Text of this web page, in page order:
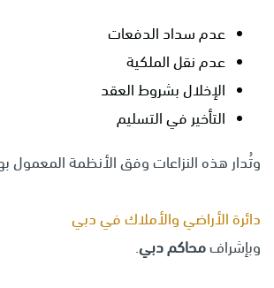
عدم سداد الدفعات
عدم نقل الملكية
الإخلال بشروط العقد
التأخير في التسليم
وتُدار هذه النزاعات وفق الأنظمة المعمول
دائرة الأراضي والأملاك في دبي
وبإشرافمحاكم دبي.